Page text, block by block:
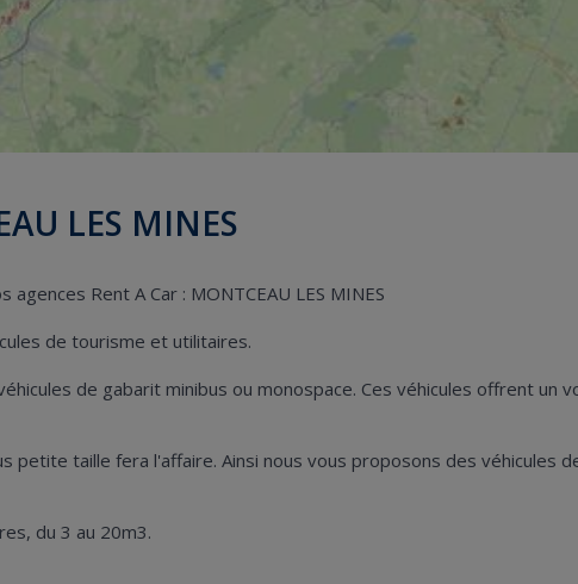
LES MINES
Rent A Car : MONTCEAU LES MINES
de tourisme et utilitaires.
de gabarit minibus ou monospace. Ces véhicules offrent
petite taille fera l'affaire. Ainsi nous vous proposons des véhicules
du 3 au 20m3.